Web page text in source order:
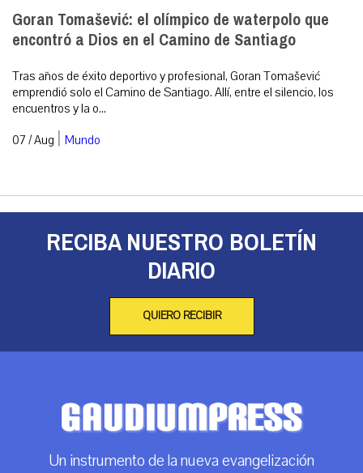
Goran Tomašević: el olímpico de waterpolo que
encontró a Dios en el Camino de Santiago
Tras años de éxito deportivo y profesional, Goran Tomašević
emprendió solo el Camino de Santiago. Allí, entre el silencio, los
encuentros y la o...
07 / Aug | Mundo
RECIBA NUESTRO BOLETÍN
DIARIO
QUIERO RECIBIR
Un instrumento de la nueva evangelización